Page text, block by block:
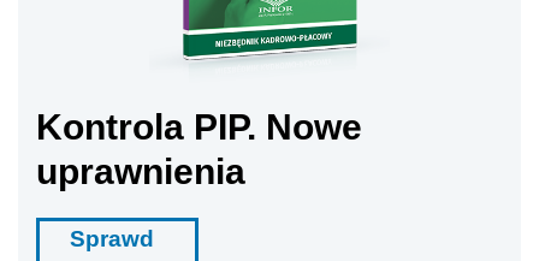
Kontrola PIP. Nowe
uprawnienia
Sprawd